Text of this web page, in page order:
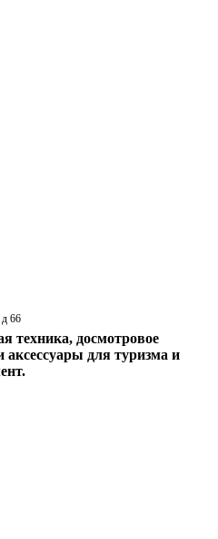
66
техника, досмотровое
аксессуары для туризма и